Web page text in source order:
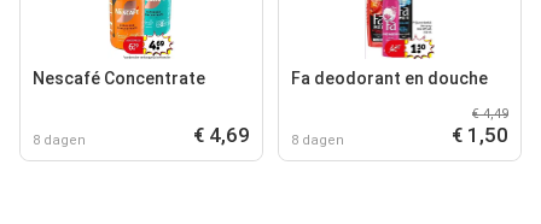
Nescafé Concentrate
8 dagen € 4,69
Fa deodorant en douche
8 dagen
€ 4,49
€ 1,50